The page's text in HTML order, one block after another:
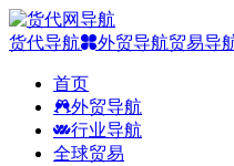
货代导航 外贸导航贸易导
首页
外贸导航
行业导航
全球贸易